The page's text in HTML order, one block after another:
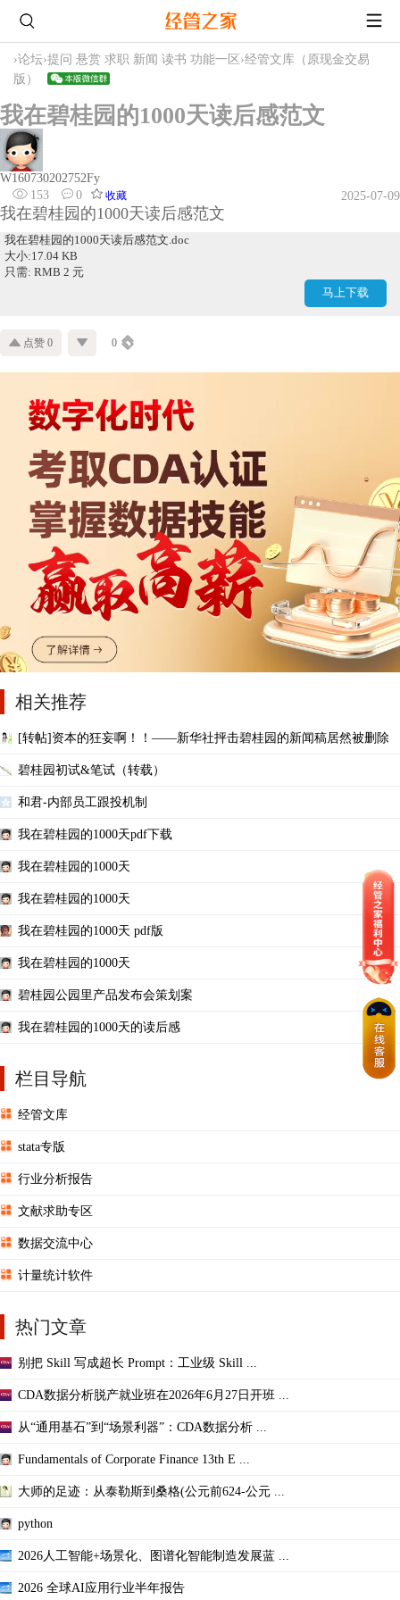
›论坛›提问 悬赏 求职 新闻 读书 功能一区 ›经管文库（原现金交易
版）
我在碧桂园的1000天读后感范文
W160730202752Fy
153
0 收藏 2025-07-09
我在碧桂园的1000天读后感范文
我在碧桂园的1000天读后感范文.doc
大小:17.04 KB
只需: RMB 2 元
马上下载
点赞 0 0
相关推荐
[转帖]资本的狂妄啊！！——新华社抨击碧桂园的新闻稿居然被删除
碧桂园初试&笔试（转载）
和君-内部员工跟投机制
我在碧桂园的1000天pdf下载
我在碧桂园的1000天
我在碧桂园的1000天
我在碧桂园的1000天 pdf版
我在碧桂园的1000天
碧桂园公园里产品发布会策划案
我在碧桂园的1000天的读后感
栏目导航
经管文库
stata专版
行业分析报告
文献求助专区
数据交流中心
计量统计软件
热门文章
别把 Skill 写成超长 Prompt：工业级 Skill ...
CDA数据分析脱产就业班在2026年6月27日开班 ...
从“通用基石”到“场景利器”：CDA数据分析 ...
Fundamentals of Corporate Finance 13th E ...
大师的足迹：从泰勒斯到桑格(公元前624-公元 ...
python
2026人工智能+场景化、图谱化智能制造发展蓝 ...
2026 全球AI应用行业半年报告